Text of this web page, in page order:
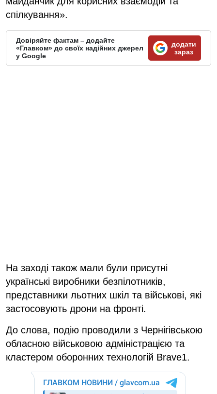
спілкування».
Довіряйте фактам – додайте
«Главком» до своїх надійних джерел
у Google
додати
зараз
На заході також мали були присутні
українські виробники безпілотників,
представники льотних шкіл та військові, які
застосовують дрони на фронті.
До слова, подію проводили з Чернігівською
обласною військовою адміністрацією та
кластером оборонних технологій Brave1.